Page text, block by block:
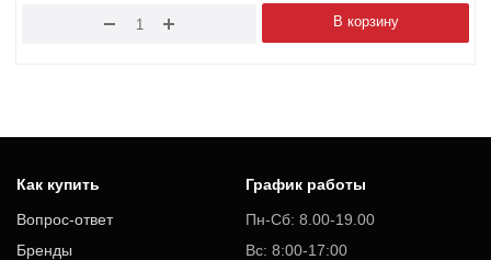
В корзину
Как купить
Вопрос-ответ
Бренды
График работы
Пн-Сб: 8.00-19.00
Вс: 8:00-17:00